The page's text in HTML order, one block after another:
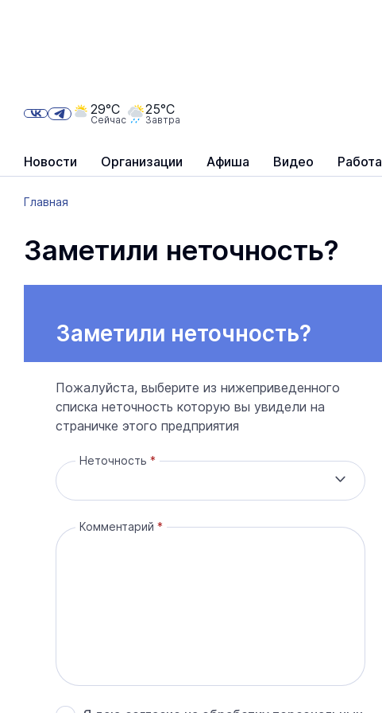
Новости Организации Афиша Видео Работа
29°C
Сейчас
25°C
Завтра
Главная
Заметили неточность?
Заметили неточность?
Пожалуйста, выберите из нижеприведенного
списка неточность которую вы увидели на
страничке этого предприятия
Неточность
Комментарий